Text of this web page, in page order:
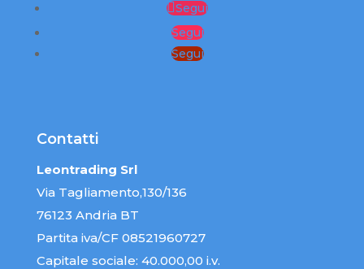
Segui
Segui
Segui
Contatti
Leontrading Srl
Via Tagliamento,130/136
76123 Andria BT
Partita iva/CF 08521960727
Capitale sociale: 40.000,00 i.v.